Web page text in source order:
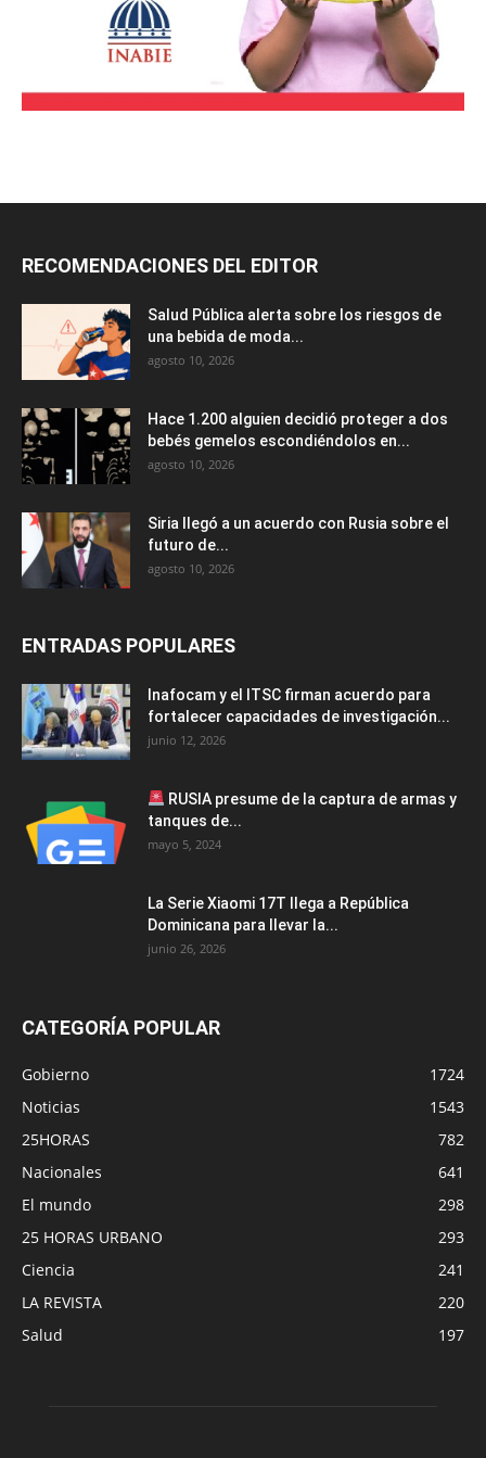
RECOMENDACIONES DEL EDITOR
Salud Pública alerta sobre los riesgos de
una bebida de moda...
agosto 10, 2026
Hace 1.200 alguien decidió proteger a dos
bebés gemelos escondiéndolos en...
agosto 10, 2026
Siria llegó a un acuerdo con Rusia sobre el
futuro de...
agosto 10, 2026
ENTRADAS POPULARES
Inafocam y el ITSC firman acuerdo para
fortalecer capacidades de investigación...
junio 12, 2026
RUSIA presume de la captura de armas y
tanques de...
mayo 5, 2024
La Serie Xiaomi 17T llega a República
Dominicana para llevar la...
junio 26, 2026
CATEGORÍA POPULAR
Gobierno
1724
Noticias
1543
25HORAS
782
Nacionales
641
El mundo
298
25 HORAS URBANO
293
Ciencia
241
LA REVISTA
220
Salud
197